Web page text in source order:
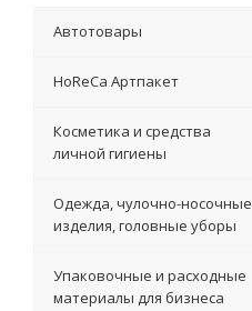
Автотовары
HoReCa Артпакет
Косметика и средства
личной гигиены
Одежда, чулочно-носочные
изделия, головные уборы
Упаковочные и расходные
материалы для бизнеса